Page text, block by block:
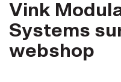
Vink
Systems
webshop